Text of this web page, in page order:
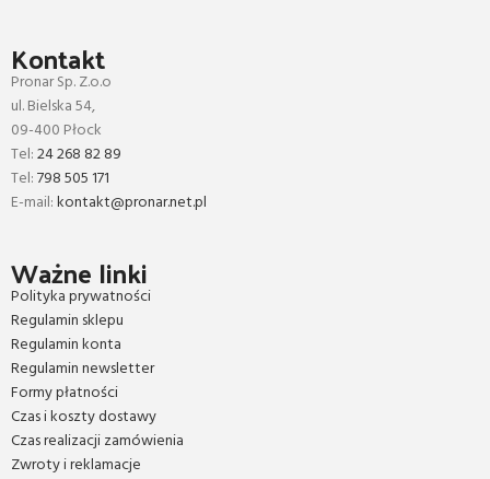
Kontakt
Pronar Sp. Z.o.o
ul. Bielska 54,
09-400 Płock
Tel:24 268 82 89
Tel:798 505 171
E-mail:kontakt@pronar.net.pl
Ważne linki
Polityka prywatności
Regulamin sklepu
Regulamin konta
Regulamin newsletter
Formy płatności
Czas i koszty dostawy
Czas realizacji zamówienia
Zwroty i reklamacje